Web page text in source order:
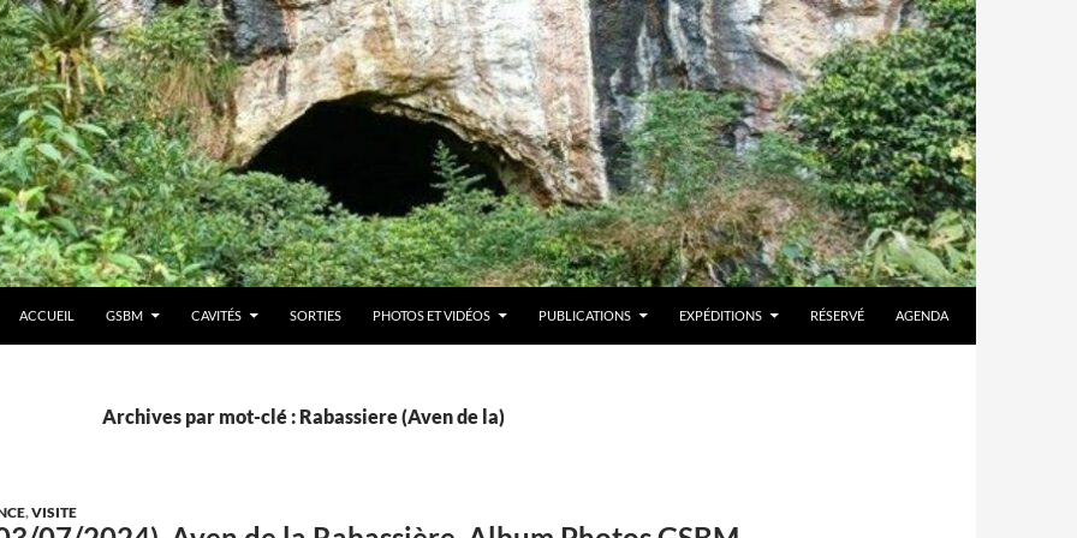
ACCUEIL GSBM CAVITÉS SORTIES PHOTOS ET VIDÉOS PUBLICATIONS EXPÉDITIONS RÉSERVÉ AGENDA
Archives par mot-clé : Rabassiere (Aven de la)
,VISITE